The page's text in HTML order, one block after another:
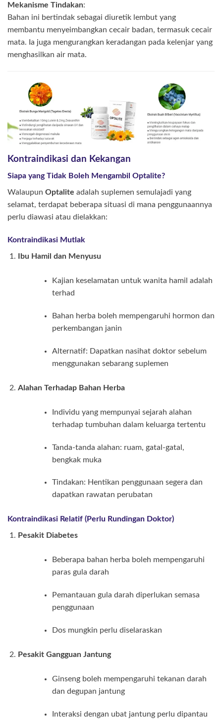
Mekanisme Tindakan:
Bahan ini bertindak sebagai diuretik lembut yang
membantu menyeimbangkan cecair badan, termasuk cecair
mata. Ia juga mengurangkan keradangan pada kelenjar yang
menghasilkan air mata.
Kontraindikasi dan Kekangan
Siapa yang Tidak Boleh Mengambil Optalite?
Walaupun Optalite adalah suplemen semulajadi yang
selamat, terdapat beberapa situasi di mana penggunaannya
perlu diawasi atau dielakkan:
Kontraindikasi Mutlak
Ibu Hamil dan Menyusu
Kajian keselamatan untuk wanita hamil adalah
terhad
Bahan herba boleh mempengaruhi hormon dan
perkembangan janin
Alternatif: Dapatkan nasihat doktor sebelum
menggunakan sebarang suplemen
Alahan Terhadap Bahan Herba
Individu yang mempunyai sejarah alahan
terhadap tumbuhan dalam keluarga tertentu
Tanda-tanda alahan: ruam, gatal-gatal,
bengkak muka
Tindakan: Hentikan penggunaan segera dan
dapatkan rawatan perubatan
Kontraindikasi Relatif (Perlu Rundingan Doktor)
Pesakit Diabetes
Beberapa bahan herba boleh mempengaruhi
paras gula darah
Pemantauan gula darah diperlukan semasa
penggunaan
Dos mungkin perlu diselaraskan
Pesakit Gangguan Jantung
Ginseng boleh mempengaruhi tekanan darah
dan degupan jantung
Interaksi dengan ubat jantung perlu dipantau